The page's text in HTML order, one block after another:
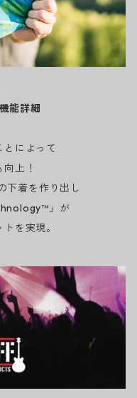
能詳細
によって
上！
下着を作り出し
」が
を実現。